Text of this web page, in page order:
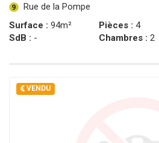
Rue de la Pompe
Surface : 94m²
SdB : -
Pièces : 4
Chambres : 2
VENDU